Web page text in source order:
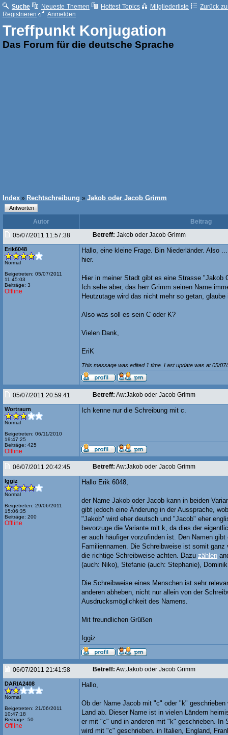
Suche Neueste Themen Hottest Topics Mitgliederliste
Zurück
Registrieren
Anmelden
Treffpunkt Konjugation
Das Forum für die deutsche Sprache
Index » Rechtschreibung » Jakob oder Jacob Grimm
Autor
Beitrag
05/07/2011 11:57:38
Betreff: Jakob oder Jacob Grimm
Erik6048
Normal
Beigetreten: 05/07/2011
11:45:03
Beiträge: 3
Offline
Hallo, eine kleine Frage. Bin Niederländer. Also
hier.
Hier in meiner Stadt gibt es eine Strasse "Jakob
Ich sehe aber, das herr Grimm seinen Name
Heutzutage wird das nicht mehr so getan,
Also was soll es sein C oder K?
Vielen Dank,
EriK
This message was edited 1 time. Last update was at 05/
05/07/2011 20:59:41 Betreff: Aw:Jakob oder Jacob Grimm
Wortraum
Normal
Beigetreten: 06/11/2010
19:47:25
Beiträge: 425
Offline
Ich kenne nur die Schreibung mit c.
06/07/2011 20:42:45 Betreff: Aw:Jakob oder Jacob Grimm
Iggiz
Normal
Beigetreten: 29/06/2011
15:06:35
Beiträge: 200
Offline
Hallo Erik 6048,
der Name Jakob oder Jacob kann in beiden
gibt jedoch eine Änderung in der Aussprache,
"Jakob" wird eher deutsch und "Jacob" eher
bevorzuge die Variante mit k, da dies der
er auch häufiger vorzufinden ist. Den Namen
Familiennamen. Die Schreibweise ist somit
die richtige Schreibweise achten. Dazu zählen
(auch: Niko), Stefanie (auch: Stephanie),
Die Schreibweise eines Menschen ist sehr
anderen abheben, nicht nur allein von der
Ausdrucksmöglichkeit des Namens.
Mit freundlichen Grüßen
Iggiz
06/07/2011 21:41:58 Betreff: Aw:Jakob oder Jacob Grimm
DARIA2408
Normal
Beigetreten: 21/06/2011
10:47:18
Beiträge: 50
Offline
Hallo,
Ob der Name Jacob mit "c" oder "k" geschrieben
Land ab. Dieser Name ist in vielen Ländern
er mit "c" und in anderen mit "k" geschrieben. In
wird mit "c" geschrieben. in Italien, England,